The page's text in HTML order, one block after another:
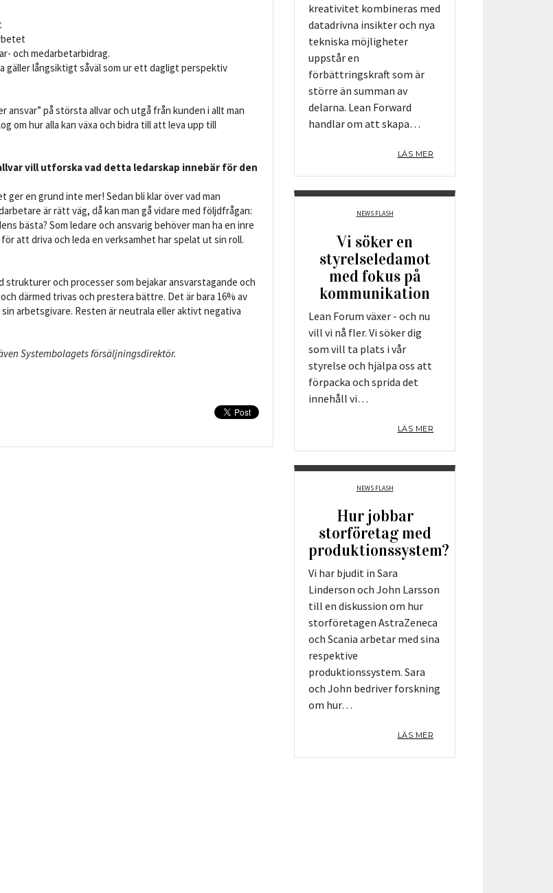
och medarbetarbidrag.
gäller långsiktigt såväl som ur ett dagligt perspektiv
på största allvar och utgå från kunden i allt man
om hur alla kan växa och bidra till att leva upp till
vill utforska vad detta ledarskap innebär för den
en grund inte mer! Sedan bli klar över vad man
är rätt väg, då kan man gå vidare med följdfrågan:
bästa? Som ledare och ansvarig behöver man ha en inre
att driva och leda en verksamhet har spelat ut sin roll.
och processer som bejakar ansvarstagande och
därmed trivas och prestera bättre. Det är bara 16% av
arbetsgivare. Resten är neutrala eller aktivt negativa
Systembolagets försäljningsdirektör.
kreativitet kombineras med
datadrivna insikter och nya
tekniska möjligheter
uppstår en
förbättringskraft som är
större än summan av
delarna. Lean Forward
handlar om att skapa…
LÄS MER
NEWS FLASH
Vi söker en
styrelseledamot
med fokus på
kommunikation
Lean Forum växer - och nu
vill vi nå fler. Vi söker dig
som vill ta plats i vår
styrelse och hjälpa oss att
förpacka och sprida det
innehåll vi…
LÄS MER
NEWS FLASH
Hur jobbar
storföretag med
produktionssystem?
Vi har bjudit in Sara
Linderson och John Larsson
till en diskussion om hur
storföretagen AstraZeneca
och Scania arbetar med sina
respektive
produktionssystem. Sara
och John bedriver forskning
om hur…
LÄS MER